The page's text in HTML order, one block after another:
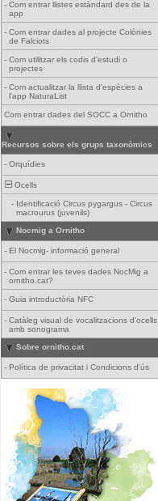
- Com entrar llistes estàndard des de la
app
- Com entrar dades al projecte Colònies
de Falciots
- Com utilitzar els codis d'estudi o
projectes
- Com actualitzar la llista d'espècies a
l'app NaturaList
Com entrar dades del SOCC a Ornitho
Recursos sobre els grups taxonòmics
- Orquídies
Ocells
- Identificació Circus pygargus - Circus
macrourus (juvenils)
Nocmig a Ornitho
- El Nocmig- informació general
- Com entrar les teves dades NocMig a
ornitho.cat?
- Guia introductòria NFC
- Catàleg visual de vocalitzacions d'ocells
amb sonograma
Sobre ornitho.cat
- Política de privacitat i Condicions d'ús